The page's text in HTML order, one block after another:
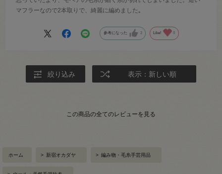
マフラーなので2本取りで、綺麗に編めました｡
参考になった 2 Like! 0
絞り込み 表示：新しい順
この商品の全てのレビューを見る
ホーム > 新宿オカダヤ > 編み物・毛糸手芸用品